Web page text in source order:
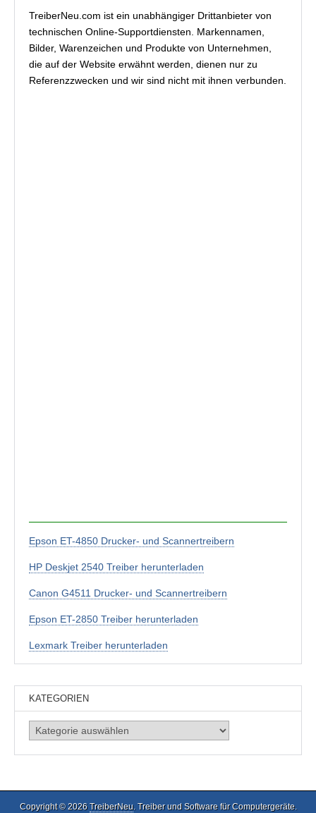
TreiberNeu.com ist ein unabhängiger Drittanbieter von
technischen Online-Supportdiensten. Markennamen,
Bilder, Warenzeichen und Produkte von Unternehmen,
die auf der Website erwähnt werden, dienen nur zu
Referenzzwecken und wir sind nicht mit ihnen verbunden.
Epson ET-4850 Drucker- und Scannertreibern
HP Deskjet 2540 Treiber herunterladen
Canon G4511 Drucker- und Scannertreibern
Epson ET-2850 Treiber herunterladen
Lexmark Treiber herunterladen
KATEGORIEN
Kategorien
Copyright © 2026 TreiberNeu. Treiber und Software für Computergeräte.